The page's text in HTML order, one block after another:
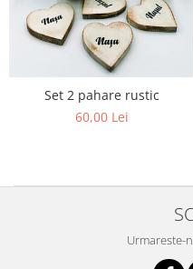
Pachete marturii
Pungi si cutii prajituri
Sticle si borcane
Cutii flori de hartie
Cutii flori de sapun
Cutii flori mixte
Cutii LUX
Aranjamente tematice
2020 Craciun si Anul Nou
Set 2 pahare rustic
60,00 Lei
Urmareste-